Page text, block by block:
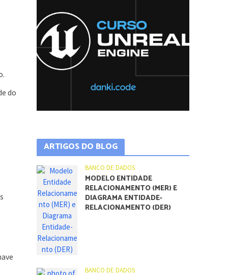
do
ARTIGOS DO BLOG
BANCO DE DADOS
MODELO ENTIDADE
RELACIONAMENTO (MER) E
DIAGRAMA ENTIDADE-
RELACIONAMENTO (DER)
BANCO DE DADOS